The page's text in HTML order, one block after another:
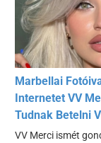
Marbellai
Internetet VV
Tudnak Betelni
VV Merci ismét